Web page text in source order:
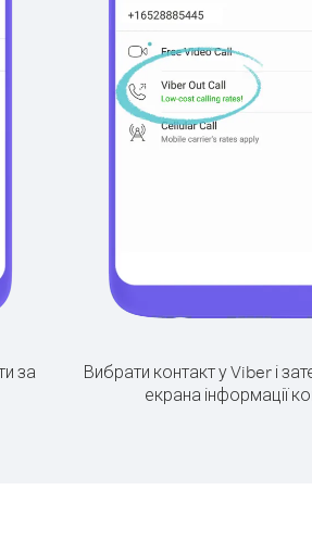
за
Вибрати контакт у Viber і
екрана інформації